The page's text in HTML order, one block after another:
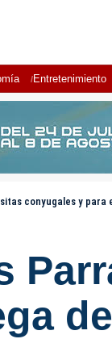
Entretenimiento
conyugales y